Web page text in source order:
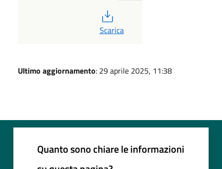
PDF
Scarica
Ultimo aggiornamento: 29 aprile 2025, 11:38
Quanto sono chiare le informazioni